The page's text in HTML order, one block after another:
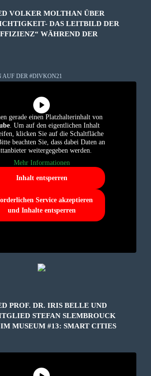
VOLKER MOLTHAN ÜBER
DAS LEITBILD DER
WÄHREND DER
DER #DIVKON21
gerade einen Platzhalterinhalt von
. Um auf den eigentlichen Inhalt
klicken Sie auf die Schaltfläche
beachten Sie, dass dabei Daten an
weitergegeben werden.
Mehr Informationen
Inhalt entsperren
Service akzeptieren
und Inhalte entsperren
PROF. DR. IRIS BELLE UND
STEFAN SLEMBROUCK
MUSEUM #13: SMART CITIES